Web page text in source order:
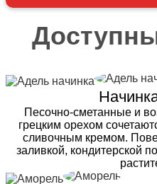
Песочно-сметанные и
грецким орехом
сливочным кремом.
заливкой, кондитерской